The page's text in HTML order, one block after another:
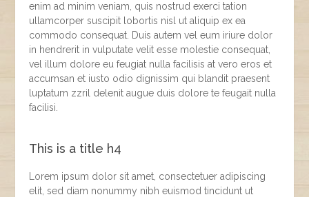
enim ad minim veniam, quis nostrud exerci tation
ullamcorper suscipit lobortis nisl ut aliquip ex ea
commodo consequat. Duis autem vel eum iriure dolor
in hendrerit in vulputate velit esse molestie consequat,
vel illum dolore eu feugiat nulla facilisis at vero eros et
accumsan et iusto odio dignissim qui blandit praesent
luptatum zzril delenit augue duis dolore te feugait nulla
facilisi.
This is a title h4
Lorem ipsum dolor sit amet, consectetuer adipiscing
elit, sed diam nonummy nibh euismod tincidunt ut